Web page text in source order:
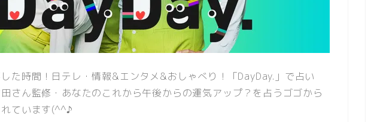
た時間！日テレ・情報&エンタメ&おしゃべり！「DayDay.」で占い
さん監修・あなたのこれから午後からの運気アップ？を占うゴゴから
ています(^^♪